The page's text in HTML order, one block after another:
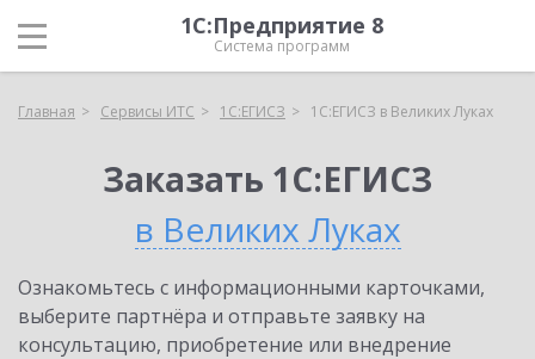
1С:Предприятие 8
Система программ
Главная Сервисы ИТС 1С:ЕГИСЗ 1С:ЕГИСЗ в Великих Луках
Заказать 1С:ЕГИСЗ
в Великих Луках
Ознакомьтесь с информационными карточками,
выберите партнёра и отправьте заявку на
консультацию, приобретение или внедрение